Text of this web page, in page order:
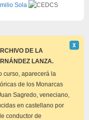
DE LA
LANZA.
este
Χ
curso, aparecerá la
de los Monarcas
Sagredo, veneciano,
en castellano por
conductor de